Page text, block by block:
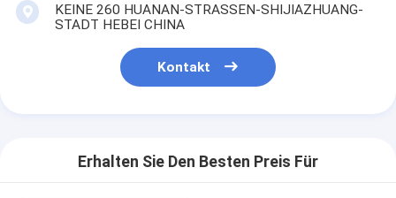
KEINE 260 HUANAN-STRASSEN-SHIJIAZHUANG-
STADT HEBEI CHINA
Kontakt
Erhalten Sie Den Besten Preis Für